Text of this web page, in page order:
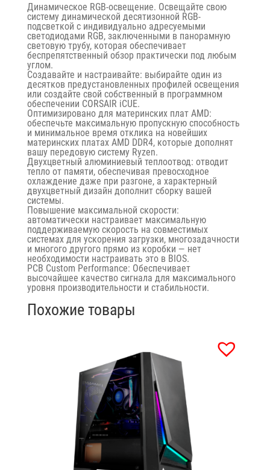
Динамическое RGB-освещение. Освещайте свою
систему динамической десятизонной RGB-
подсветкой с индивидуально адресуемыми
светодиодами RGB, заключенными в панорамную
световую трубу, которая обеспечивает
беспрепятственный обзор практически под любым
углом.
Создавайте и настраивайте: выбирайте один из
десятков предустановленных профилей освещения
или создайте свой собственный в программном
обеспечении CORSAIR iCUE.
Оптимизировано для материнских плат AMD:
обеспечьте максимальную пропускную способность
и минимальное время отклика на новейших
материнских платах AMD DDR4, которые дополнят
вашу передовую систему Ryzen.
Двухцветный алюминиевый теплоотвод: отводит
тепло от памяти, обеспечивая превосходное
охлаждение даже при разгоне, а характерный
двухцветный дизайн дополнит сборку вашей
системы.
Повышение максимальной скорости:
автоматически настраивает максимальную
поддерживаемую скорость на совместимых
системах для ускорения загрузки, многозадачности
и многого другого прямо из коробки — нет
необходимости настраивать это в BIOS.
PCB Custom Performance: Обеспечивает
высочайшее качество сигнала для максимального
уровня производительности и стабильности.
Похожие товары